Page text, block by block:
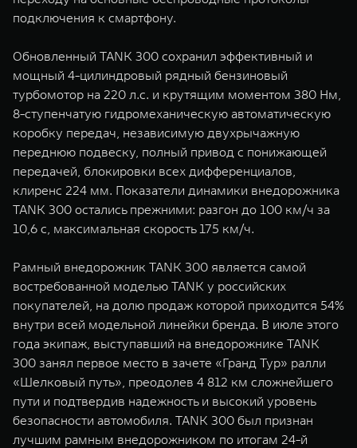
подключения к смартфону.
Обновленный TANK 300 сохранил эффективный и
мощный 4-цилиндровый рядный бензиновый
турбомотор на 220 л.с. и крутящим моментом 380 Нм,
8-ступенчатую гидромеханическую автоматическую
коробку передач, независимую двухрычажную
переднюю подвеску, полный привод с понижающей
передачей, блокировки всех дифференциалов,
клиренс 224 мм. Показатели динамики внедорожника
TANK 300 остались прежними: разгон до 100 км/ч за
10,6 с, максимальная скорость 175 км/ч.
Рамный внедорожник TANK 300 является самой
востребованной моделью TANK у российских
покупателей, на долю продаж которой приходится 54%
внутри всей модельной линейки бренда. В июле этого
года экипаж, выступавший на внедорожнике TANK
300 занял первое место в зачете «Гранд Тур» ралли
«Шелковый путь», преодолев 4 812 км сложнейшего
пути и подтвердив надежность и высокий уровень
безопасности автомобиля. TANK 300 был признан
лучшим рамным внедорожником по итогам 24-й